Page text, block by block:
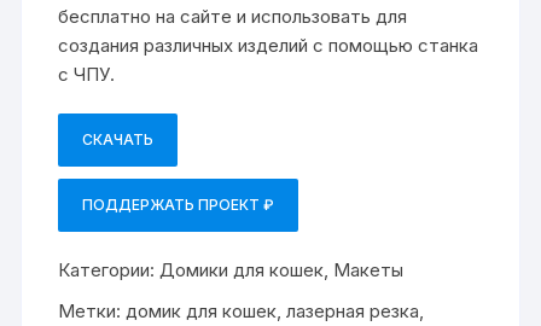
бесплатно на сайте и использовать для
создания различных изделий с помощью станка
с ЧПУ.
СКАЧАТЬ
ПОДДЕРЖАТЬ ПРОЕКТ ₽
Категории: Домики для кошек Макеты
Метки: домик для кошек ,лазерная резка